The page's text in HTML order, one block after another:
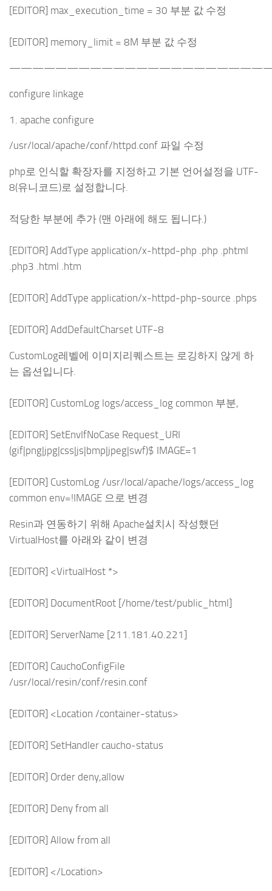
[EDITOR] max_execution_time = 30 부분 값 수정
[EDITOR] memory_limit = 8M 부분 값 수정
configure linkage
1. apache configure
/usr/local/apache/conf/httpd.conf 파일 수정
php로 인식할 확장자를 지정하고 기본 언어설정을 UTF-
8(유니코드)로 설정합니다.
적당한 부분에 추가 (맨 아래에 해도 됩니다.)
[EDITOR] AddType application/x-httpd-php .php .phtml
.php3 .html .htm
[EDITOR] AddType application/x-httpd-php-source .phps
[EDITOR] AddDefaultCharset UTF-8
CustomLog레벨에 이미지리퀘스트는 로깅하지 않게 하
는 옵션입니다.
[EDITOR] CustomLog logs/access_log common 부분,
[EDITOR] SetEnvIfNoCase Request_URI
(gif|png|jpg|css|js|bmp|jpeg|swf)$ IMAGE=1
[EDITOR] CustomLog /usr/local/apache/logs/access_log
common env=!IMAGE 으로 변경
Resin과 연동하기 위해 Apache설치시 작성했던
VirtualHost를 아래와 같이 변경
[EDITOR] <VirtualHost *>
[EDITOR] DocumentRoot [/home/test/public_html]
[EDITOR] ServerName [211.181.40.221]
[EDITOR] CauchoConfigFile
/usr/local/resin/conf/resin.conf
[EDITOR] <Location /container-status>
[EDITOR] SetHandler caucho-status
[EDITOR] Order deny,allow
[EDITOR] Deny from all
[EDITOR] Allow from all
[EDITOR] </Location>